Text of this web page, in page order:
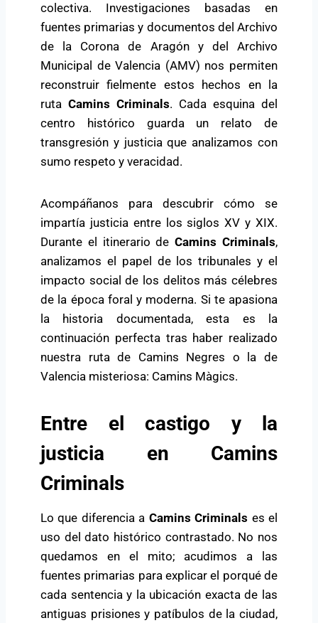
colectiva. Investigaciones basadas en
fuentes primarias y documentos del Archivo
de la Corona de Aragóny del Archivo
Municipal de Valencia (AMV) nos permiten
reconstruir fielmente estos hechos en la
ruta Camins Criminals. Cada esquina del
centro histórico guarda un relato de
transgresión y justicia que analizamos con
sumo respeto y veracidad.
Acompáñanos para descubrir cómo se
impartía justicia entre los siglos XV y XIX.
Durante el itinerario deCamins Criminals,
analizamos el papel de los tribunales y el
impacto social de los delitos más célebres
de la época foral y moderna. Si te apasiona
la historia documentada, esta es la
continuación perfecta tras haber realizado
nuestra ruta de Camins Negres o la de
Valencia misteriosa: Camins Màgics.
Entre el castigo y la
justicia en Camins
Criminals
Lo que diferencia a Camins Criminals es el
uso del dato histórico contrastado. No nos
quedamos en el mito; acudimos a las
fuentes primarias para explicar el porqué de
cada sentencia y la ubicación exacta de las
antiguas prisiones y patíbulos de la ciudad,